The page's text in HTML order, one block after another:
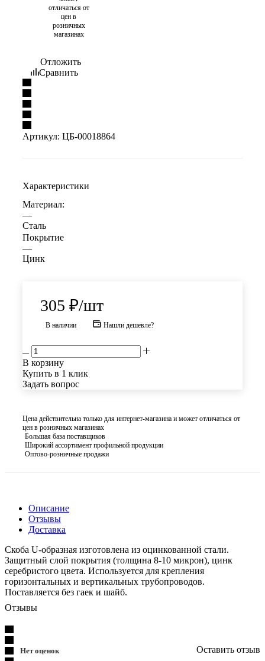
отличаться от
цен в
розничных
магазинах
Отложить
Сравнить
Артикул: ЦБ-00018864
Характеристики
Материал:
—
Сталь
Покрытие
—
Цинк
305 ₽/шт
В наличии Нашли дешевле?
В корзину
Купить в 1 клик
Задать вопрос
Цена действительна только для интернет-магазина и может отличаться от
цен в розничных магазинах
Большая база поставщиков
Широкий ассортимент профильной продукции
Оптово-розничные продажи
Описание
Отзывы
Доставка
Скоба U-образная изготовлена из оцинкованной стали.
Защитный слой покрытия (толщина 8-10 микрон), цинк
серебристого цвета. Используется для крепления
горизонтальных и вертикальных трубопроводов.
Поставляется без гаек и шайб.
Отзывы
Нет оценок Оставить отзыв